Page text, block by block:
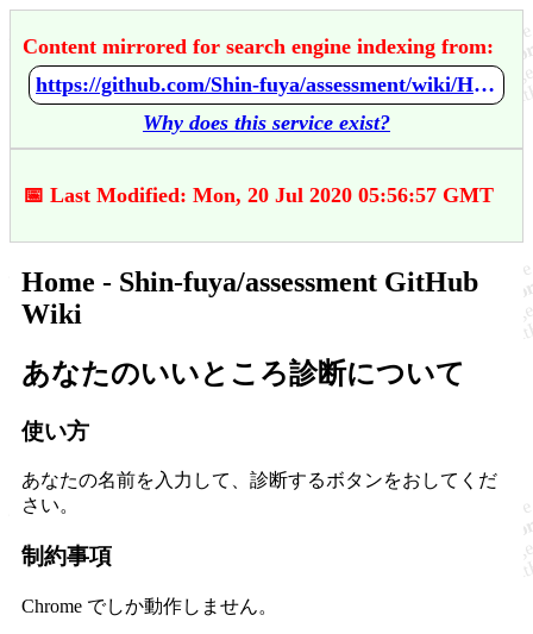
Content mirrored for search engine indexing from:
https://github.com/Shin-fuya/assessment/wiki/Home
Why does this service exist?
📅 Last Modified: Mon, 20 Jul 2020 05:56:57 GMT
Home - Shin-fuya/assessment GitHub
Wiki
あなたのいいところ診断について
使い方
あなたの名前を入力して、診断するボタンをおしてくだ
さい。
制約事項
Chrome でしか動作しません。